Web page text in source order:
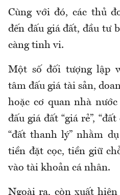
Cùng với đó, các thủ
đến đấu giá đất, đầu tư
càng tinh vi.
Một số đối tượng lập
tâm đấu giá tài sản,
hoặc cơ quan nhà
đấu giá đất “giá rẻ”, “đất
“đất thanh lý” nhằm
tiền đặt cọc, tiền giữ
vào tài khoản cá nhân.
Ngoài ra, còn xuất